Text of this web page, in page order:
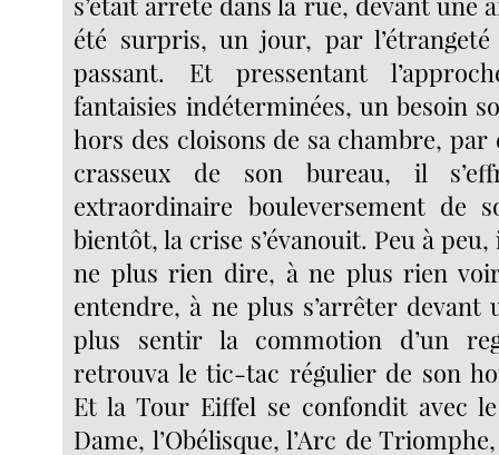
été surpris, un jour, par
passant. Et pressentant
fantaisies indéterminées, un besoin
hors des cloisons de sa chambre, par
crasseux de son bureau, il
extraordinaire bouleversement de
bientôt, la crise s’évanouit. Peu à
ne plus rien dire, à ne plus rien
entendre, à ne plus s’arrêter devant
plus sentir la commotion d’un
retrouva le tic-tac régulier de son
Et la Tour Eiffel se confondit avec
Dame, l’Obélisque, l’Arc de